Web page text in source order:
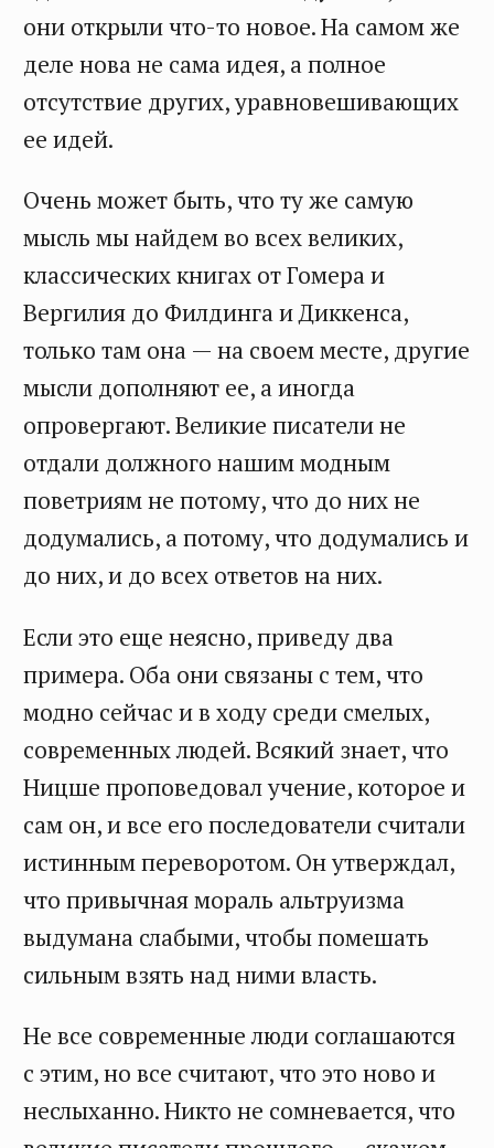
они открыли что-то новое. На самом же
деле нова не сама идея, а полное
отсутствие других, уравновешивающих
ее идей.
Очень может быть, что ту же самую
мысль мы найдем во всех великих,
классических книгах от Гомера и
Вергилия до Филдинга и Диккенса,
только там она — на своем месте, другие
мысли дополняют ее, а иногда
опровергают. Великие писатели не
отдали должного нашим модным
поветриям не потому, что до них не
додумались, а потому, что додумались и
до них, и до всех ответов на них.
Если это еще неясно, приведу два
примера. Оба они связаны с тем, что
модно сейчас и в ходу среди смелых,
современных людей. Всякий знает, что
Ницше проповедовал учение, которое и
сам он, и все его последователи считали
истинным переворотом. Он утверждал,
что привычная мораль альтруизма
выдумана слабыми, чтобы помешать
сильным взять над ними власть.
Не все современные люди соглашаются
с этим, но все считают, что это ново и
неслыханно. Никто не сомневается, что